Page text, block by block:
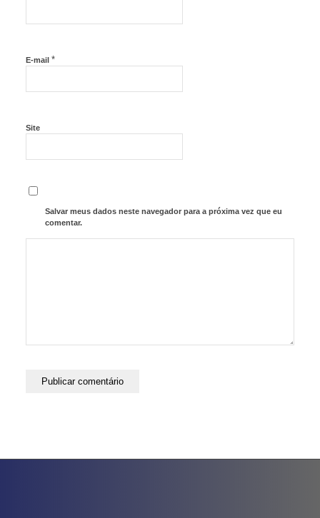
E-mail *
Site
Salvar meus dados neste navegador para a próxima vez que eu
comentar.